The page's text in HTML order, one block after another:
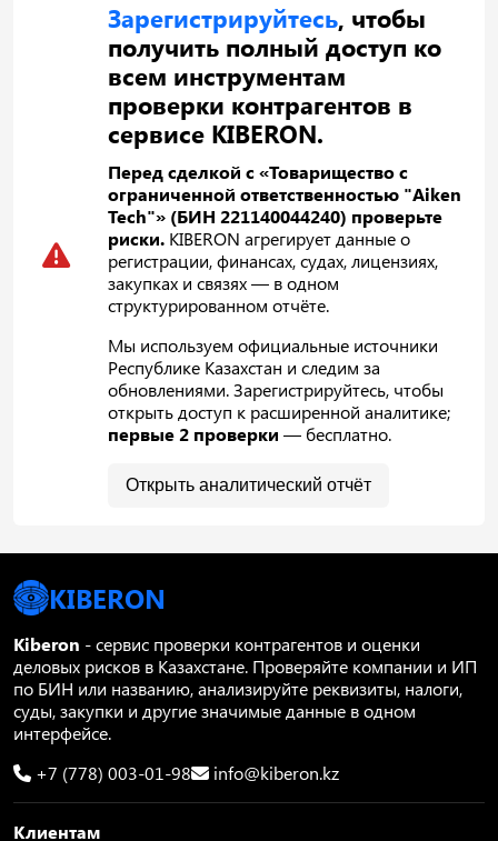
Зарегистрируйтесь, чтобы
получить полный доступ ко
всем инструментам
проверки контрагентов в
сервисе KIBERON.
Перед сделкой с «Товарищество с
ограниченной ответственностью "Aiken
Tech"» (БИН 221140044240) проверьте
риски. KIBERON агрегирует данные о
регистрации, финансах, судах, лицензиях,
закупках и связях — в одном
структурированном отчёте.
Мы используем официальные источники
Республике Казахстан и следим за
обновлениями. Зарегистрируйтесь, чтобы
открыть доступ к расширенной аналитике;
первые 2 проверки — бесплатно.
Открыть аналитический отчёт
KIBERON
Kiberon - сервис проверки контрагентов и оценки
деловых рисков в Казахстане. Проверяйте компании и ИП
по БИН или названию, анализируйте реквизиты, налоги,
суды, закупки и другие значимые данные в одном
интерфейсе.
+7 (778) 003-01-98
info@kiberon.kz
Клиентам